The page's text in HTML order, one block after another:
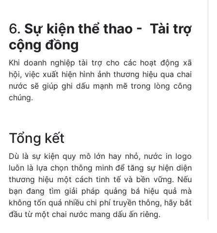
6. Sự kiện thể thao - Tài trợ
cộng đồng
Khi doanh nghiệp tài trợ cho các hoạt động xã
hội, việc xuất hiện hình ảnh thương hiệu qua chai
nước sẽ giúp ghi dấu mạnh mẽ trong lòng công
chúng.
Tổng kết
Dù là sự kiện quy mô lớn hay nhỏ, nước in logo
luôn là lựa chọn thông minh để tăng sự hiện diện
thương hiệu một cách tinh tế và bền vững. Nếu
bạn đang tìm giải pháp quảng bá hiệu quả mà
không tốn quá nhiều chi phí truyền thông, hãy bắt
đầu từ một chai nước mang dấu ấn riêng.